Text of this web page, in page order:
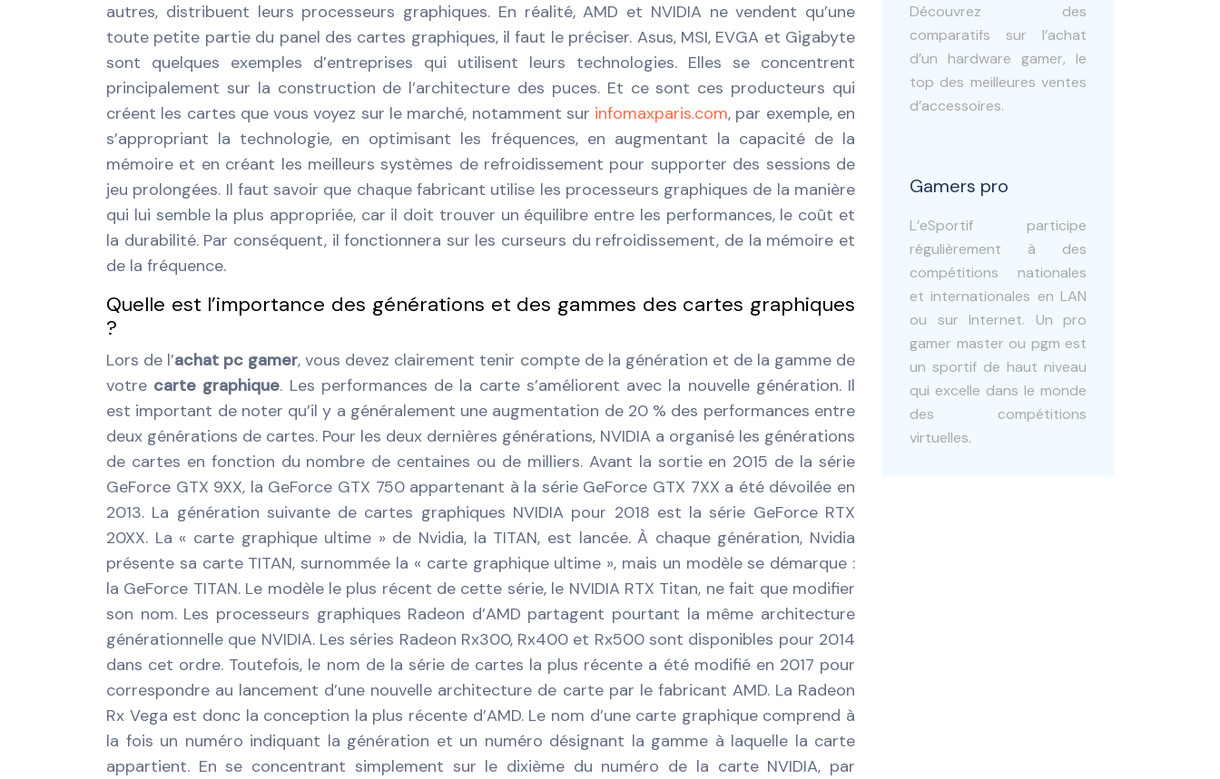
autres, distribuent leurs processeurs graphiques. En réalité, AMD et NVIDIA ne vendent qu’une
toute petite partie du panel des cartes graphiques, il faut le préciser. Asus, MSI, EVGA et Gigabyte
sont quelques exemples d’entreprises qui utilisent leurs technologies. Elles se concentrent
principalement sur la construction de l’architecture des puces. Et ce sont ces producteurs qui
créent les cartes que vous voyez sur le marché, notamment sur infomaxparis.com, par exemple, en
s’appropriant la technologie, en optimisant les fréquences, en augmentant la capacité de la
mémoire et en créant les meilleurs systèmes de refroidissement pour supporter des sessions de
jeu prolongées. Il faut savoir que chaque fabricant utilise les processeurs graphiques de la manière
qui lui semble la plus appropriée, car il doit trouver un équilibre entre les performances, le coût et
la durabilité. Par conséquent, il fonctionnera sur les curseurs du refroidissement, de la mémoire et
de la fréquence.
Quelle est l’importance des générations et des gammes des cartes graphiques
?
Lors de l’achat pc gamer, vous devez clairement tenir compte de la génération et de la gamme de
votre carte graphique. Les performances de la carte s’améliorent avec la nouvelle génération. Il
est important de noter qu’il y a généralement une augmentation de 20 % des performances entre
deux générations de cartes. Pour les deux dernières générations, NVIDIA a organisé les générations
de cartes en fonction du nombre de centaines ou de milliers. Avant la sortie en 2015 de la série
GeForce GTX 9XX, la GeForce GTX 750 appartenant à la série GeForce GTX 7XX a été dévoilée en
2013. La génération suivante de cartes graphiques NVIDIA pour 2018 est la série GeForce RTX
20XX. La « carte graphique ultime » de Nvidia, la TITAN, est lancée. À chaque génération, Nvidia
présente sa carte TITAN, surnommée la « carte graphique ultime », mais un modèle se démarque :
la GeForce TITAN. Le modèle le plus récent de cette série, le NVIDIA RTX Titan, ne fait que modifier
son nom. Les processeurs graphiques Radeon d’AMD partagent pourtant la même architecture
générationnelle que NVIDIA. Les séries Radeon Rx300, Rx400 et Rx500 sont disponibles pour 2014
dans cet ordre. Toutefois, le nom de la série de cartes la plus récente a été modifié en 2017 pour
correspondre au lancement d’une nouvelle architecture de carte par le fabricant AMD. La Radeon
Rx Vega est donc la conception la plus récente d’AMD. Le nom d’une carte graphique comprend à
la fois un numéro indiquant la génération et un numéro désignant la gamme à laquelle la carte
appartient. En se concentrant simplement sur le dixième du numéro de la carte NVIDIA, par
Découvrez des
comparatifs sur l’achat
d’un hardware gamer, le
top des meilleures ventes
d’accessoires.
Gamers pro
L’eSportif participe
régulièrement à des
compétitions nationales
et internationales en LAN
ou sur Internet. Un pro
gamer master ou pgm est
un sportif de haut niveau
qui excelle dans le monde
des compétitions
virtuelles.